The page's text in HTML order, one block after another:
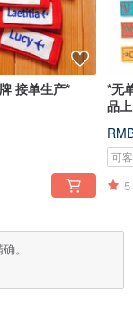
接单生产*
*无
品
可
5
。